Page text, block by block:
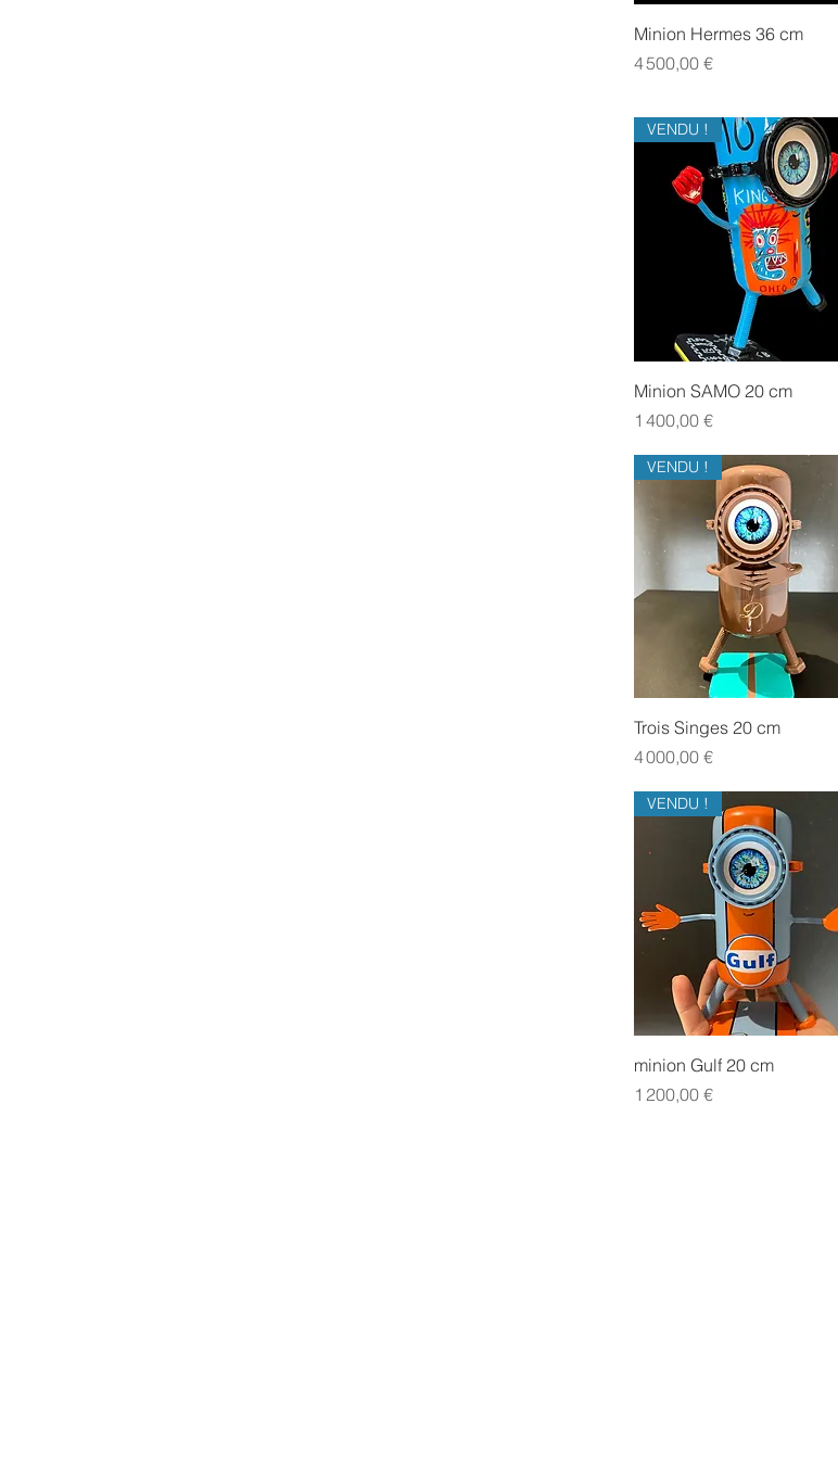
Aperçu rapide
Minion Hermes 36 cm
Prix
4 500,00 €
Aperçu rapide
VENDU !
Minion SAMO 20 cm
Prix
1 400,00 €
Aperçu rapide
VENDU !
Trois Singes 20 cm
Prix
4 000,00 €
Aperçu rapide
VENDU !
minion Gulf 20 cm
Prix
1 200,00 €